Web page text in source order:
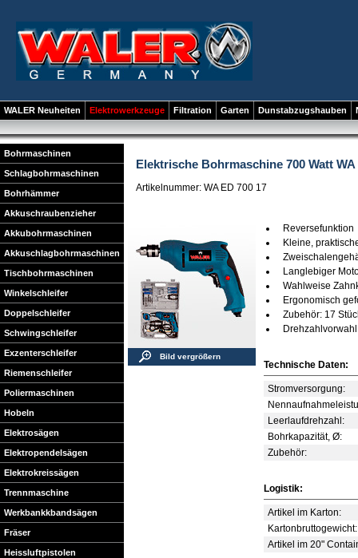
WALER Neuheiten Elektrowerkzeuge Filtration Garten Dunstabzugshauben
Bohrmaschinen
Schlagbohrmaschinen
Bohrhämmer
Akkuschraubenzieher
Akkubohrmaschinen
Akkuschlagbohrmaschinen
Tischbohrmaschinen
Winkelschleifer
Doppelschleifer
Schwingschleifer
Exzenterschleifer
Riemenschleifer
Poliermaschinen
Hobeln
Elektrosägen
Elektropendelsägen
Elektrokreissägen
Trennmaschine
Werkbankkbandsägen
Fräser
Heissluftpistolen
Elektrische Bohrmaschine 700 Watt
Artikelnummer: WA ED 700 17
Bild vergrößern
Reversefunktion
Kleine,
Langlebiger
Wahlweise
Ergonomisch
Zubehör: 17
Technische Daten:
Stromversorgung:
Leerlaufdrehzahl:
Bohrkapazität, Ø:
Zubehör:
Logistik:
Artikel im Karton:
Kartonbruttogewicht:
Artikel im 20"